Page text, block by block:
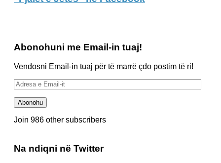
Abonohuni me Email-in tuaj!
Vendosni Email-in tuaj për të marrë çdo postim të ri!
Adresa
e
Email-
it
Abonohu
Join 986 other subscribers
Na ndiqni në Twitter